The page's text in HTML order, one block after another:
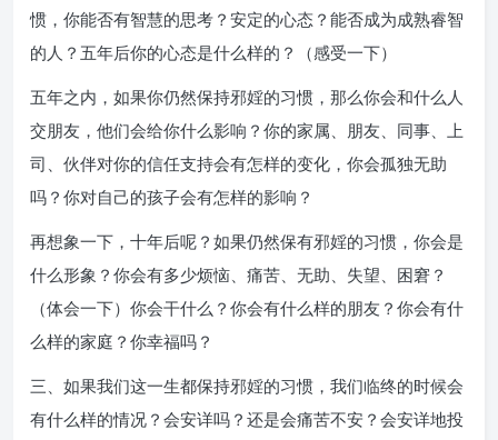
惯，你能否有智慧的思考？安定的心态？能否成为成熟睿智
的人？五年后你的心态是什么样的？（感受一下）
五年之内，如果你仍然保持邪婬的习惯，那么你会和什么人
交朋友，他们会给你什么影响？你的家属、朋友、同事、上
司、伙伴对你的信任支持会有怎样的变化，你会孤独无助
吗？你对自己的孩子会有怎样的影响？
再想象一下，十年后呢？如果仍然保有邪婬的习惯，你会是
什么形象？你会有多少烦恼、痛苦、无助、失望、困窘？
（体会一下）你会干什么？你会有什么样的朋友？你会有什
么样的家庭？你幸福吗？
三、如果我们这一生都保持邪婬的习惯，我们临终的时候会
有什么样的情况？会安详吗？还是会痛苦不安？会安详地投